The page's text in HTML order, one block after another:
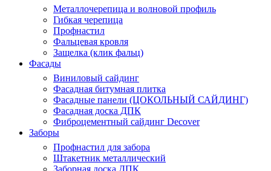
Металлочерепица и волновой профиль
Гибкая черепица
Профнастил
Фальцевая кровля
Защелка (клик фальц)
Фасады
Виниловый сайдинг
Фасадная битумная плитка
Фасадные панели (ЦОКОЛЬНЫЙ САЙДИНГ)
Фасадная доска ДПК
Фиброцементный сайдинг Decover
Заборы
Профнастил для забора
Штакетник металлический
Заборная доска ДПК